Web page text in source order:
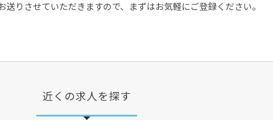
りさせていただきますので、まずはお気軽にご登録ください。
近くの求人を探す